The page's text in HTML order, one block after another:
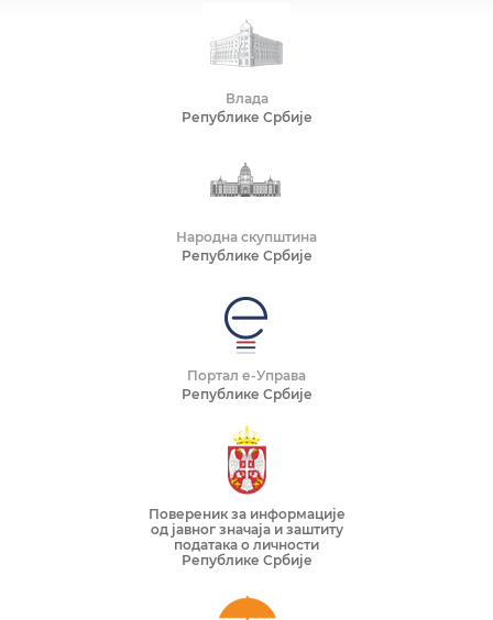
Влада
Републике Србије
Народна скупштина
Републике Србије
Портал е-Управа
Републике Србије
Повереник за информације
од јавног значаја и заштиту
података о личности
Републике Србије